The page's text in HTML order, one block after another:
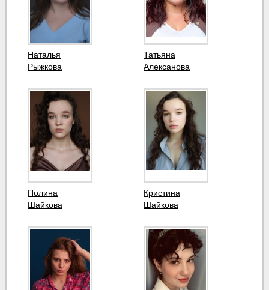
Наталья
Рыжкова
Татьяна
Aлексанова
Полина
Шайкова
Кристина
Шайкова